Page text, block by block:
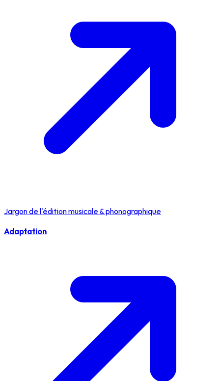
Jargon de l'édition musicale & phonographique
Adaptation